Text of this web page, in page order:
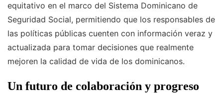
equitativo en el marco del Sistema Dominicano de
Seguridad Social, permitiendo que los responsables de
las políticas públicas cuenten con información veraz y
actualizada para tomar decisiones que realmente
mejoren la calidad de vida de los dominicanos.
Un futuro de colaboración y progreso